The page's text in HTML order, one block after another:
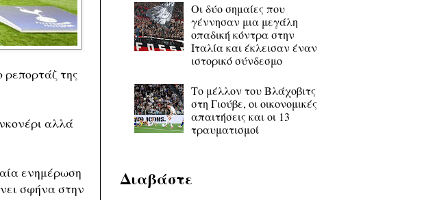
ρεπορτάζ της
αλλά
ενημέρωση
σφήνα στην
Οι δύο σημαίες που
γέννησαν μια μεγάλη
οπαδική κόντρα στην
Ιταλία και έκλεισαν έναν
ιστορικό σύνδεσμο
Το μέλλον του Βλάχοβιτς
στη Γιούβε, οι οικονομικές
απαιτήσεις και οι 13
τραυματισμοί
Διαβάστε